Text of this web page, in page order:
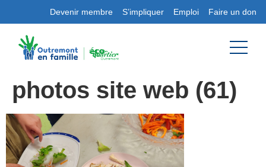
Devenir membre S’impliquer Emploi Faire un don
photos site web (61)